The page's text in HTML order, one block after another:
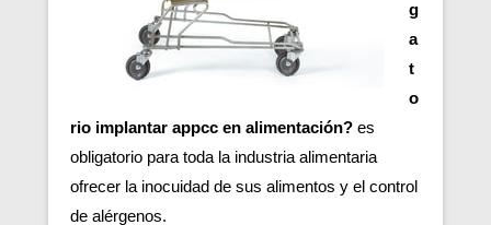
g
a
t
o
rio implantar appcc en alimentación? es
obligatorio para toda la industria alimentaria
ofrecer la inocuidad de sus alimentos y el control
de alérgenos.